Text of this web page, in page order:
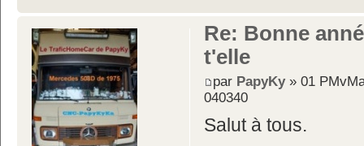
Re: Bonne
t'elle
par PapyKy» 01
040340
Salut à tous.